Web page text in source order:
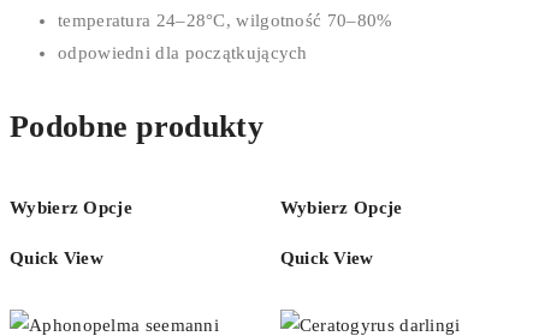
temperatura 24–28°C, wilgotność 70–80%
odpowiedni dla początkujących
Podobne produkty
Wybierz Opcje
Quick View
Wybierz Opcje
Quick View